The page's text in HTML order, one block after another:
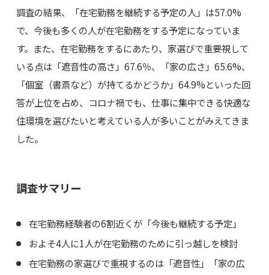
調査の結果、「在宅勤務を継続する予定の人」は57.0%
で、今後も多くの人が在宅勤務をする予定になっていま
す。また、在宅勤務をするにあたり、家選びで重要視して
いる点は「遮音性の高さ」67.6％、「家の広さ」65.6%、
「個室（書斎など）が持てるかどうか」64.9%といった回
答が上位を占め、コロナ禍でも、仕事に集中できる快適な
住環境を選びたいと考えている人が多いことがみえてきま
した。
調査サマリー
在宅勤務経験者の6割近くが「今後も継続する予定」
およそ4人に1人が在宅勤務のために引っ越しを検討
在宅勤務の家選びで重視するのは「遮音性」「家の広